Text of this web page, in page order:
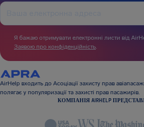
Я бажаю отримувати електронні листи від
Заявою про конфіденційність.
AirHelp входить до Асоціації захисту прав
полягає у популяризації та захисті прав пасажирів.
КОМПАНІЯ AIRHELP